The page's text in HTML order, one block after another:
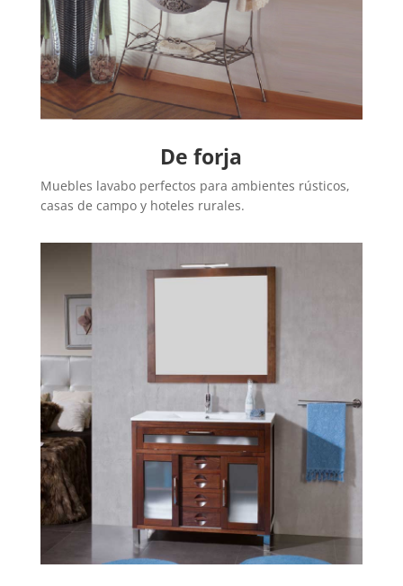
De forja
Muebles lavabo perfectos para ambientes rústicos,
casas de campo y hoteles rurales.